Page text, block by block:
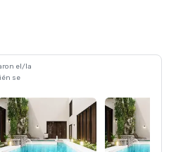
el/la
se